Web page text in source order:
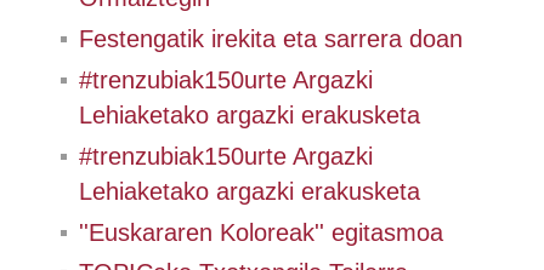
Festengatik irekita eta sarrera doan
#trenzubiak150urte Argazki
Lehiaketako argazki erakusketa
#trenzubiak150urte Argazki
Lehiaketako argazki erakusketa
''Euskararen Koloreak'' egitasmoa